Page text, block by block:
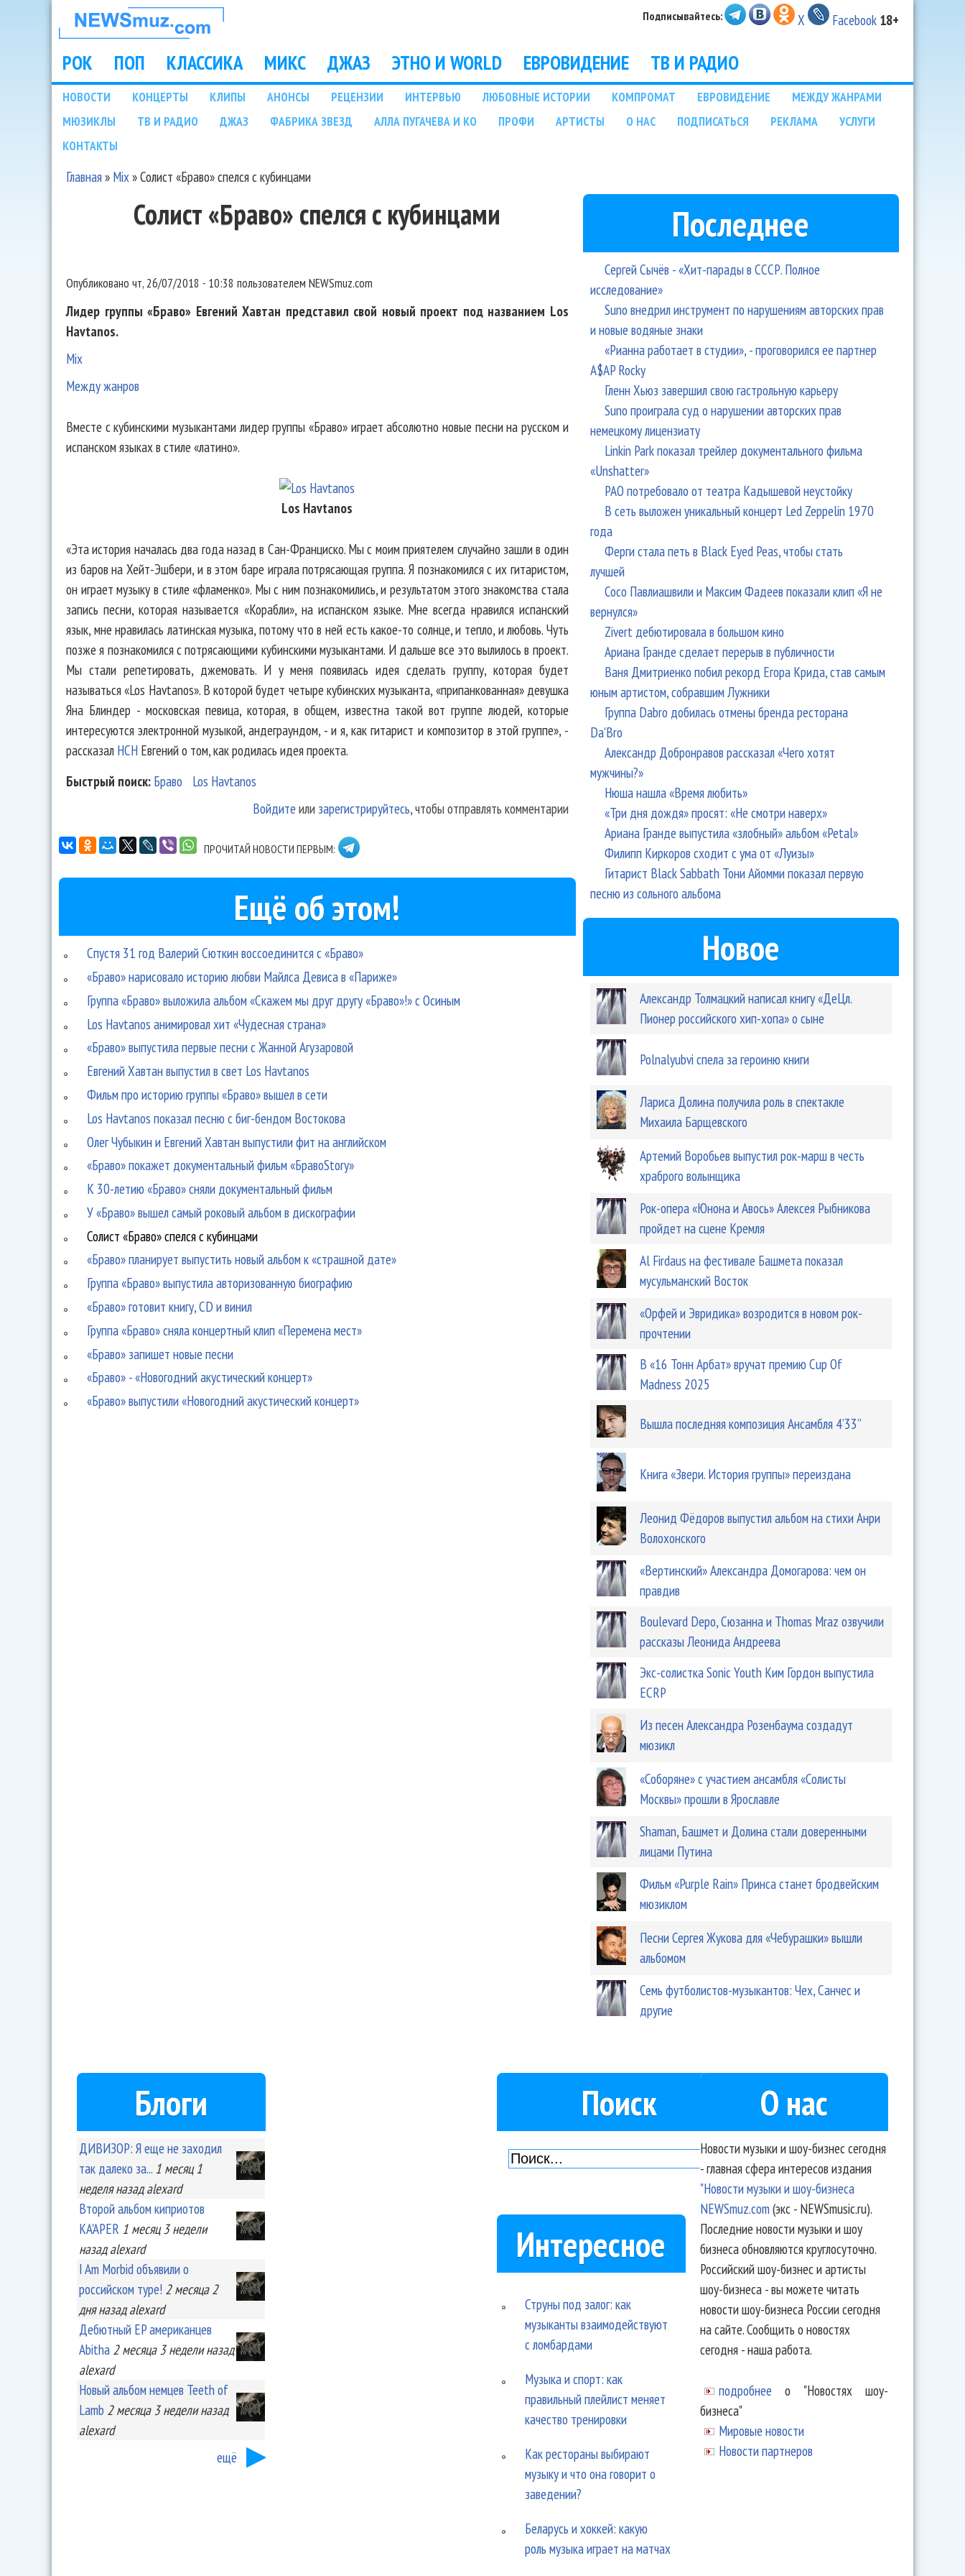
НОВОСТИ
МУЗЫКИ И
ШОУ БИЗНЕСА
NEWSMUZ.COM
Подписывайтесь: X Facebook 18+
Main menu
РОК ПОП КЛАССИКА МИКС ДЖАЗ ЭТНО И WORLD ЕВРОВИДЕНИЕ ТВ И РАДИО
Подразделы
НОВОСТИ КОНЦЕРТЫ КЛИПЫ АНОНСЫ РЕЦЕНЗИИ ИНТЕРВЬЮ ЛЮБОВНЫЕ ИСТОРИИ КОМПРОМАТ ЕВРОВИДЕНИЕ
МЕЖДУ ЖАНРАМИ
МЮЗИКЛЫ
ТВ И РАДИО ДЖАЗ ФАБРИКА ЗВЕЗД АЛЛА ПУГАЧЕВА И КО ПРОФИ АРТИСТЫ О НАС ПОДПИСАТЬСЯ РЕКЛАМА
УСЛУГИ
КОНТАКТЫ
Главная» Mix»Солист «Браво» спелся с кубинцами
Солист «Браво» спелся с кубинцами
Опубликовано чт, 26/07/2018 - 10:38 пользователем NEWSmuz.com
Лидер группы «Браво» Евгений Хавтан представил свой новый проект под названием Los
Havtanos.
Mix
Между жанров
Вместе с кубинскими музыкантами лидер группы «Браво» играет абсолютно новые песни на русском и
испанском языках в стиле «латино».
Los Havtanos
«Эта история началась два года назад в Сан-Франциско. Мы с моим приятелем случайно зашли в один
из баров на Хейт-Эшбери, и в этом баре играла потрясающая группа. Я познакомился с их гитаристом,
он играет музыку в стиле «фламенко». Мы с ним познакомились, и результатом этого знакомства стала
запись песни, которая называется «Корабли», на испанском языке. Мне всегда нравился испанский
язык, мне нравилась латинская музыка, потому что в ней есть какое-то солнце, и тепло, и любовь. Чуть
позже я познакомился с потрясающими кубинскими музыкантами. И дальше все это вылилось в проект.
Мы стали репетировать, джемовать. И у меня появилась идея сделать группу, которая будет
называться «Los Havtanos». В которой будет четыре кубинских музыканта, «припанкованная» девушка
Яна Блиндер - московская певица, которая, в общем, известна такой вот группе людей, которые
интересуются электронной музыкой, андеграундом, - и я, как гитарист и композитор в этой группе», -
рассказал HCH Евгений о том, как родилась идея проекта.
Быстрый поиск: Браво
Los Havtanos
Войдите или зарегистрируйтесь, чтобы отправлять комментарии
ПРОЧИТАЙ НОВОСТИ ПЕРВЫМ:
Ещё об этом!
Спустя 31 год Валерий Сюткин воссоединится с «Браво»
«Браво» нарисовало историю любви Майлса Девиса в «Париже»
Группа «Браво» выложила альбом «Скажем мы друг другу «Браво»!» с Осиным
Los Havtanos анимировал хит «Чудесная страна»
«Браво» выпустила первые песни с Жанной Агузаровой
Евгений Хавтан выпустил в свет Los Havtanos
Фильм про историю группы «Браво» вышел в сети
Los Havtanos показал песню с биг-бендом Востокова
Олег Чубыкин и Евгений Хавтан выпустили фит на английском
«Браво» покажет документальный фильм «БравоStory»
К 30-летию «Браво» сняли документальный фильм
У «Браво» вышел самый роковый альбом в дискографии
Солист «Браво» спелся с кубинцами
«Браво» планирует выпустить новый альбом к «страшной дате»
Группа «Браво» выпустила авторизованную биографию
«Браво» готовит книгу, CD и винил
Группа «Браво» сняла концертный клип «Перемена мест»
«Браво» запишет новые песни
«Браво» - «Новогодний акустический концерт»
«Браво» выпустили «Новогодний акустический концерт»
Последнее
Сергей Сычёв - «Хит-парады в СССР. Полное
исследование»
Suno внедрил инструмент по нарушениям авторских прав
и новые водяные знаки
«Рианна работает в студии», - проговорился ее партнер
A$AP Rocky
Гленн Хьюз завершил свою гастрольную карьеру
Suno проиграла суд о нарушении авторских прав
немецкому лицензиату
Linkin Park показал трейлер документального фильма
«Unshatter»
РАО потребовало от театра Кадышевой неустойку
В сеть выложен уникальный концерт Led Zeppelin 1970
года
Ферги стала петь в Black Eyed Peas, чтобы стать
лучшей
Сосо Павлиашвили и Максим Фадеев показали клип «Я не
вернулся»
Zivert дебютировала в большом кино
Ариана Гранде сделает перерыв в публичности
Ваня Дмитриенко побил рекорд Егора Крида, став самым
юным артистом, собравшим Лужники
Группа Dabro добилась отмены бренда ресторана
Da'Bro
Александр Добронравов рассказал «Чего хотят
мужчины?»
Нюша нашла «Время любить»
«Три дня дождя» просят: «Не смотри наверх»
Ариана Гранде выпустила «злобный» альбом «Petal»
Филипп Киркоров сходит с ума от «Луизы»
Гитарист Black Sabbath Тони Айомми показал первую
песню из сольного альбома
Новое
Александр Толмацкий написал книгу «ДеЦл.
Пионер российского хип-хопа» о сыне
Polnalyubvi спела за героиню книги
Лариса Долина получила роль в спектакле
Михаила Барщевского
Артемий Воробьев выпустил рок-марш в честь
храброго волынщика
Рок-опера «Юнона и Авось» Алексея Рыбникова
пройдет на сцене Кремля
Аl Firdaus на фестивале Башмета показал
мусульманский Восток
«Орфей и Эвридика» возродится в новом рок-
прочтении
В «16 Тонн Арбат» вручат премию Cup Of
Madness 2025
Вышла последняя композиция Ансамбля 4’33’’
Книга «Звери. История группы» переиздана
Леонид Фёдоров выпустил альбом на стихи Анри
Волохонского
«Вертинский» Александра Домогарова: чем он
правдив
Boulevard Depo, Сюзанна и Thomas Mraz озвучили
рассказы Леонида Андреева
Экс-солистка Sonic Youth Ким Гордон выпустила
ECRP
Из песен Александра Розенбаума создадут
мюзикл
«Соборяне» с участием ансамбля «Солисты
Москвы» прошли в Ярославле
Shaman, Башмет и Долина стали доверенными
лицами Путина
Фильм «Purple Rain» Принса станет бродвейским
мюзиклом
Песни Сергея Жукова для «Чебурашки» вышли
альбомом
Семь футболистов-музыкантов: Чех, Санчес и
другие
Блоги
ДИВИЗОР: Я еще не заходил
так далеко за... 1 месяц 1
неделяназад alexard
Второй альбом киприотов
KA'APER 1 месяц 3 недели
назад alexard
I Am Morbid объявили о
российском туре! 2 месяца 2
дняназад alexard
Дебютный EP американцев
Abitha 2 месяца 3 неделиназад
alexard
Новый альбом немцев Teeth of
Lamb 2 месяца 3 неделиназад
alexard
ещё
Поиск
Интересное
Струны под залог: как
музыканты взаимодействуют
с ломбардами
Музыка и спорт: как
правильный плейлист меняет
качество тренировки
Как рестораны выбирают
музыку и что она говорит о
заведении?
Беларусь и хоккей: какую
роль музыка играет на матчах
О нас
Новости музыки и шоу-бизнес сегодня
- главная сфера интересов издания
"Новости музыки и шоу-бизнеса
NEWSmuz.com(экс - NEWSmusic.ru).
Последние новости музыки и шоу
бизнеса обновляются круглосуточно.
Российский шоу-бизнес и артисты
шоу-бизнеса - вы можете читать
новости шоу-бизнеса России сегодня
на сайте. Сообщить о новостях
сегодня - наша работа.
подробнее о "Новостях шоу-
бизнеса"
Мировые новости
Новости партнеров